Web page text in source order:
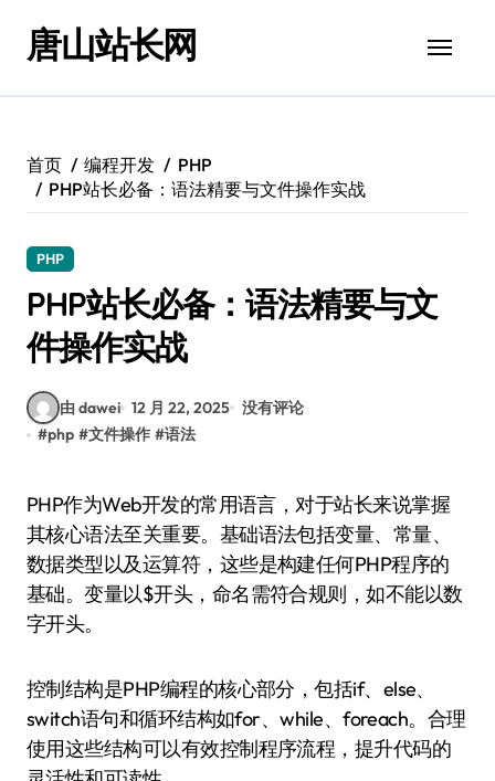
唐山站长网
首页 编程开发
PHP
PHP站长必备：语法精要与文件操作实战
PHP
PHP站长必备：语法精要与文
件操作实战
由 dawei 12 月 22, 2025 没有评论
#php #文件操作 #语法
PHP作为Web开发的常用语言，对于站长来说掌握
其核心语法至关重要。基础语法包括变量、常量、
数据类型以及运算符，这些是构建任何PHP程序的
基础。变量以$开头，命名需符合规则，如不能以数
字开头。
控制结构是PHP编程的核心部分，包括if、else、
switch语句和循环结构如for、while、foreach。合理
使用这些结构可以有效控制程序流程，提升代码的